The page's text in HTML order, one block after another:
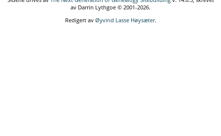
av Darrin Lythgoe © 2001-2026.
Redigert av Øyvind Lasse Høysæter.